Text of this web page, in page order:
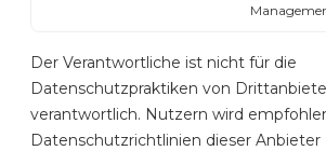
Der Verantwortliche ist nicht für die
Datenschutzpraktiken von
verantwortlich. Nutzern wird
Datenschutzrichtlinien dieser Anbieter